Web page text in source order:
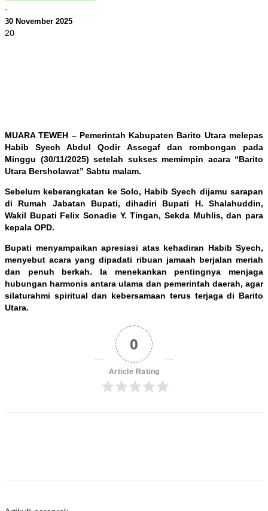
-
30 November 2025
20
MUARA TEWEH – Pemerintah Kabupaten Barito Utara melepas
Habib Syech Abdul Qodir Assegaf dan rombongan pada
Minggu (30/11/2025) setelah sukses memimpin acara “Barito
Utara Bersholawat” Sabtu malam.
Sebelum keberangkatan ke Solo, Habib Syech dijamu sarapan
di Rumah Jabatan Bupati, dihadiri Bupati H. Shalahuddin,
Wakil Bupati Felix Sonadie Y. Tingan, Sekda Muhlis, dan para
kepala OPD.
Bupati menyampaikan apresiasi atas kehadiran Habib Syech,
menyebut acara yang dipadati ribuan jamaah berjalan meriah
dan penuh berkah. Ia menekankan pentingnya menjaga
hubungan harmonis antara ulama dan pemerintah daerah, agar
silaturahmi spiritual dan kebersamaan terus terjaga di Barito
Utara.
0
Article Rating